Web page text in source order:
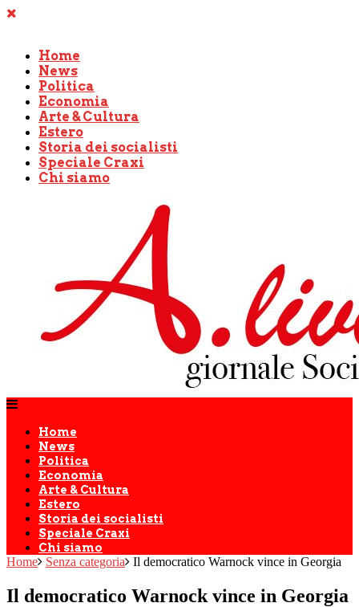
Home
News
Politica
Economia
Arte & Cultura
Estero
Storia dei socialisti
Speciale Craxi
Chi siamo
Home
News
Politica
Economia
Arte & Cultura
Estero
Storia dei socialisti
Speciale Craxi
Chi siamo
Home Senza categoria Il democratico Warnock vince in Georgia
Il democratico Warnock vince in Georgia